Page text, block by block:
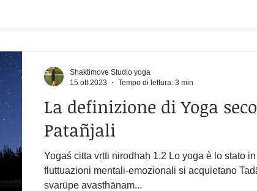
La definizione di Yoga
Patañjali
Yogaś citta vṛtti nirodhaḥ 1.2 Lo yoga è lo stato
fluttuazioni mentali-emozionali si acquietano
svarūpe avasthānam...
Shaktimove Studio yoga
15 ott 2023
Tempo di lettura: 3 min